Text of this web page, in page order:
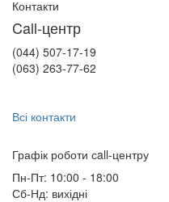
Контакти
Call-центр
(044) 507-17-19
(063) 263-77-62
Всі контакти
Графік роботи сall-центру
Пн-Пт: 10:00 - 18:00
Сб-Нд: вихідні